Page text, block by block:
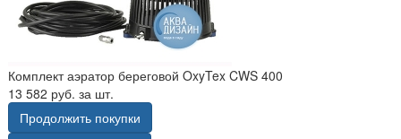
Комплект аэратор береговой OxyTex CWS 400
13 582 руб. за шт.
Продолжить покупки